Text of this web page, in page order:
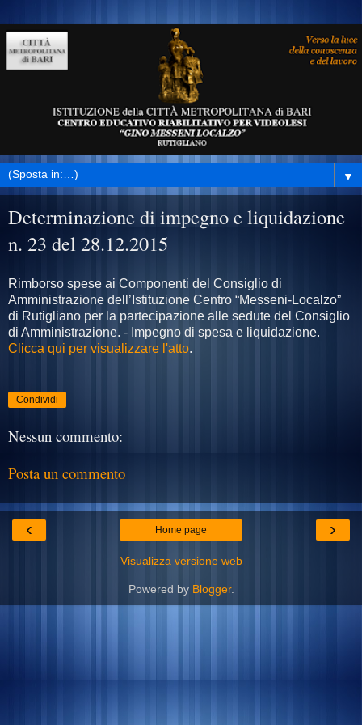
▼
Determinazione di impegno e liquidazione
n. 23 del 28.12.2015
Rimborso spese ai Componenti del Consiglio di
Amministrazione dell’Istituzione Centro “Messeni-Localzo”
di Rutigliano per la partecipazione alle sedute del Consiglio
di Amministrazione. - Impegno di spesa e liquidazione.
Clicca qui per visualizzare l'atto.
Condividi
Nessun commento:
Posta un commento
‹ ›
Home page
Visualizza versione web
Powered by Blogger.